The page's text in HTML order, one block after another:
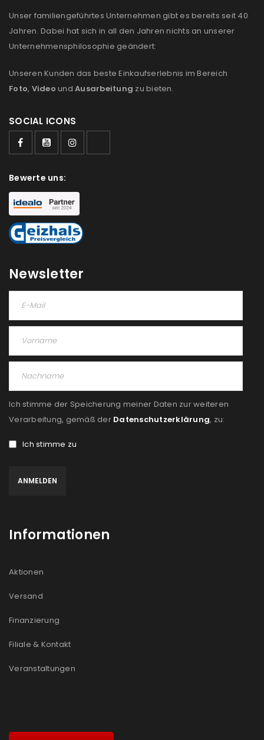
ANMELDEN
Benutzername oder E-Mail-Adresse
Passwort*
ANMELDEN
PASSWORT VERGESSEN?
REGISTRIEREN
E-Mail-Adresse*
deine E-Mail-Adresse gesendet.
Please select all the ways you would like to hear from
akzeptiere die
Unser familiengeführtes Unternehmen gibt es bereits seit 40
Jahren. Dabei hat sich in all den Jahren nichts an unserer
Unternehmensphilosophie geändert:
Unseren Kunden das beste Einkaufserlebnis im Bereich
Foto, Video und Ausarbeitung zu bieten.
SOCIAL ICONS
Bewerte uns:
Newsletter
Ich stimme der Speicherung meiner Daten zur weiteren
Verarbeitung, gemäß der Datenschutzerklärung, zu:
Ich stimme zu
Informationen
Aktionen
Versand
Finanzierung
Filiale & Kontakt
Veranstaltungen